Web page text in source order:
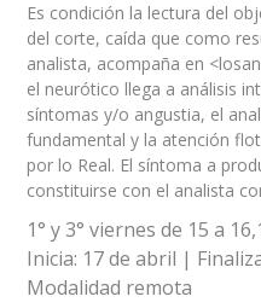
Es condición la lectura del
del corte, caída que como
analista, acompaña en
el neurótico llega a análisis
síntomas y/o angustia, el
fundamental y la atención
por lo Real. El síntoma a
constituirse con el analista
1° y 3° viernes de 15 a
Inicia: 17 de abril |
Modalidad remota